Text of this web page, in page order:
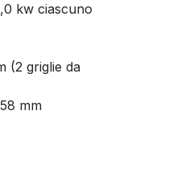
kw ciascuno
(2 griglie da
mm